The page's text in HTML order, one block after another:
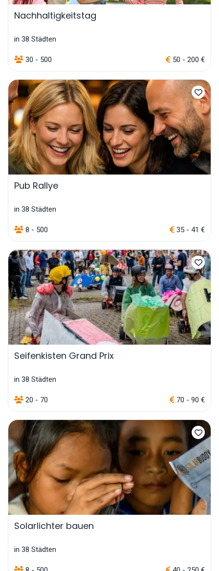
Nachhaltigkeitstag
in 38 Städten
30 - 500 50 - 200 €
Pub Rallye
in 38 Städten
8 - 500 35 - 41 €
Seifenkisten Grand Prix
in 38 Städten
20 - 70 70 - 90 €
Solarlichter bauen
in 38 Städten